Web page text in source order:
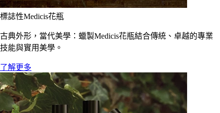
標誌性Medicis花瓶
古典外形，當代美學：蠟製Medicis花瓶結合傳統、卓越的專業
技能與實用美學。
了解更多